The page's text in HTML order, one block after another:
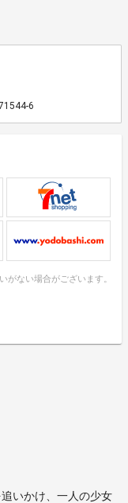
6
がない場合がございます。
いかけ、一人の少女